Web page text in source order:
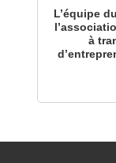
L’équipe
à